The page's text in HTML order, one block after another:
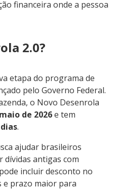
financeira onde a pessoa
2.0?
etapa do programa de
pelo Governo Federal.
o Novo Desenrola
de 2026e tem
.
ajudar brasileiros
dívidas antigas com
incluir desconto no
prazo maior para